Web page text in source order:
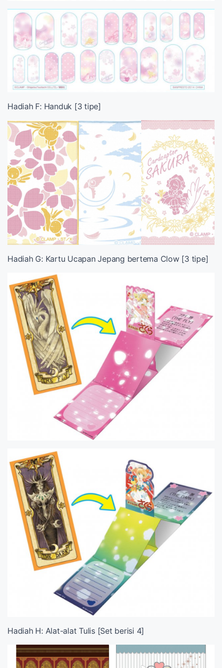
Hadiah F: Handuk [3 tipe]
Hadiah G: Kartu Ucapan Jepang bertema Clow [3 tipe]
Hadiah H: Alat-alat Tulis [Set berisi 4]